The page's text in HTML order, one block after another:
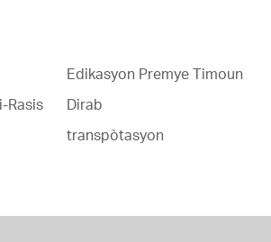
Rasis
Edikasyon Premye Timoun
Dirab
transpòtasyon